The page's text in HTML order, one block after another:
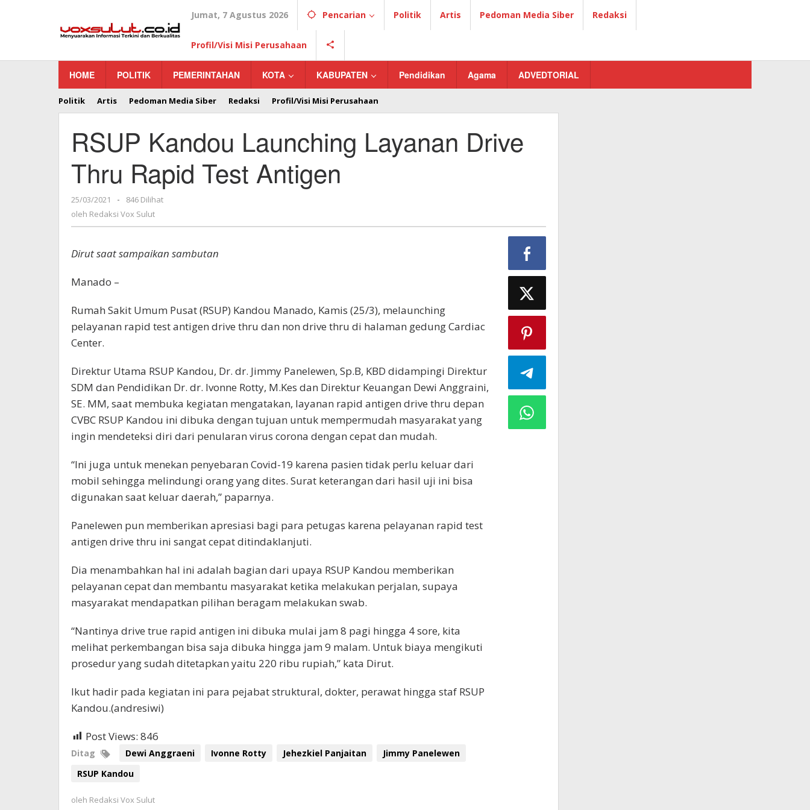
Jumat, 7 Agustus 2026 Pencarian Politik Artis Pedoman Media Siber Redaksi
Profil/Visi Misi Perusahaan
HOME POLITIK PEMERINTAHAN KOTA KABUPATEN Pendidikan Agama ADVEDTORIAL
Politik Artis Pedoman Media Siber Redaksi Profil/Visi Misi Perusahaan
RSUP Kandou Launching Layanan Drive
Thru Rapid Test Antigen
25/03/2021
oleh
Redaksi
-
846 Dilihat
oleh Redaksi Vox Sulut
Dirut saat sampaikan sambutan
Manado –
Rumah Sakit Umum Pusat (RSUP) Kandou Manado, Kamis (25/3), melaunching
pelayanan rapid test antigen drive thru dan non drive thru di halaman gedung Cardiac
Center.
Direktur Utama RSUP Kandou, Dr. dr. Jimmy Panelewen, Sp.B, KBD didampingi Direktur
SDM dan Pendidikan Dr. dr. Ivonne Rotty, M.Kes dan Direktur Keuangan Dewi Anggraini,
SE. MM, saat membuka kegiatan mengatakan, layanan rapid antigen drive thru depan
CVBC RSUP Kandou ini dibuka dengan tujuan untuk mempermudah masyarakat yang
ingin mendeteksi diri dari penularan virus corona dengan cepat dan mudah.
“Ini juga untuk menekan penyebaran Covid-19 karena pasien tidak perlu keluar dari
mobil sehingga melindungi orang yang dites. Surat keterangan dari hasil uji ini bisa
digunakan saat keluar daerah,” paparnya.
Panelewen pun memberikan apresiasi bagi para petugas karena pelayanan rapid test
antigen drive thru ini sangat cepat ditindaklanjuti.
Dia menambahkan hal ini adalah bagian dari upaya RSUP Kandou memberikan
pelayanan cepat dan membantu masyarakat ketika melakukan perjalan, supaya
masyarakat mendapatkan pilihan beragam melakukan swab.
“Nantinya drive true rapid antigen ini dibuka mulai jam 8 pagi hingga 4 sore, kita
melihat perkembangan bisa saja dibuka hingga jam 9 malam. Untuk biaya mengikuti
prosedur yang sudah ditetapkan yaitu 220 ribu rupiah,” kata Dirut.
Ikut hadir pada kegiatan ini para pejabat struktural, dokter, perawat hingga staf RSUP
Kandou.(andresiwi)
Post Views: 846
Ditag Dewi Anggraeni Ivonne Rotty Jehezkiel Panjaitan
Jimmy Panelewen
RSUP Kandou
oleh Redaksi Vox Sulut